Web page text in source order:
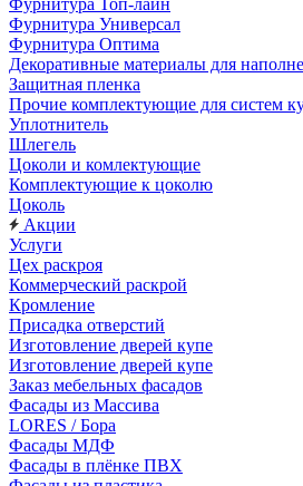
Фурнитура Топ-лайн
Фурнитура Универсал
Фурнитура Оптима
Декоративные материалы для
Защитная пленка
Прочие комплектующие для систем
Уплотнитель
Шлегель
Цоколи и комлектующие
Комплектующие к цоколю
Цоколь
Акции
Услуги
Цех раскроя
Коммерческий раскрой
Кромление
Присадка отверстий
Изготовление дверей купе
Изготовление дверей купе
Заказ мебельных фасадов
Фасады из Массива
LORES / Бора
Фасады МДФ
Фасады в плёнке ПВХ